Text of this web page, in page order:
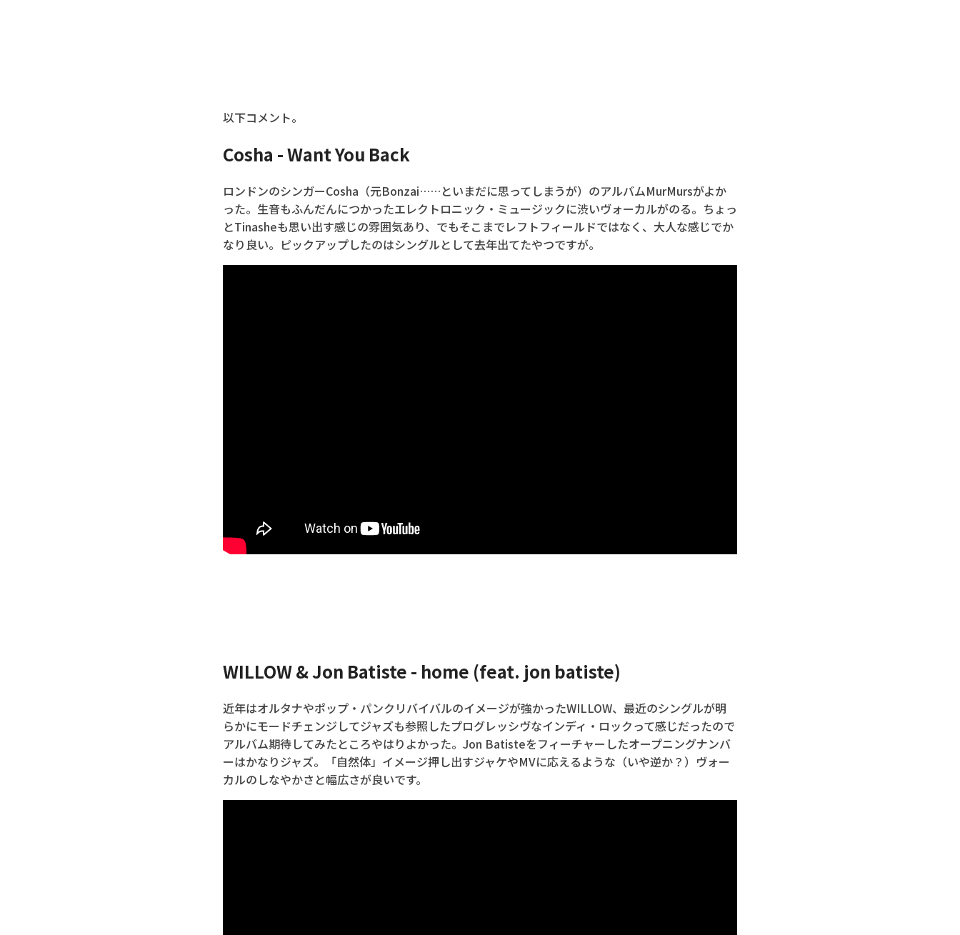
以下コメント。
Cosha - Want You Back
ロンドンのシンガーCosha（元Bonzai……といまだに思ってしまうが）のアルバムMurMursがよか
った。生音もふんだんにつかったエレクトロニック・ミュージックに渋いヴォーカルがのる。ちょっ
とTinasheも思い出す感じの雰囲気あり、でもそこまでレフトフィールドではなく、大人な感じでか
なり良い。ピックアップしたのはシングルとして去年出てたやつですが。
WILLOW & Jon Batiste - home (feat. jon batiste)
近年はオルタナやポップ・パンクリバイバルのイメージが強かったWILLOW、最近のシングルが明
らかにモードチェンジしてジャズも参照したプログレッシヴなインディ・ロックって感じだったので
アルバム期待してみたところやはりよかった。Jon Batisteをフィーチャーしたオープニングナンバ
ーはかなりジャズ。「自然体」イメージ押し出すジャケやMVに応えるような（いや逆か？）ヴォー
カルのしなやかさと幅広さが良いです。